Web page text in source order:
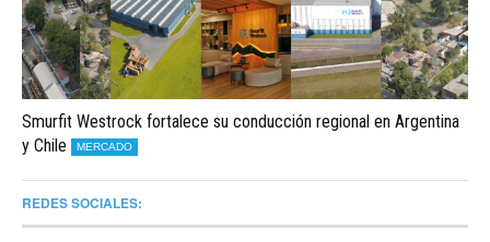
Smurfit Westrock fortalece su conducción regional en Argentina
y Chile
MERCADO
REDES SOCIALES: